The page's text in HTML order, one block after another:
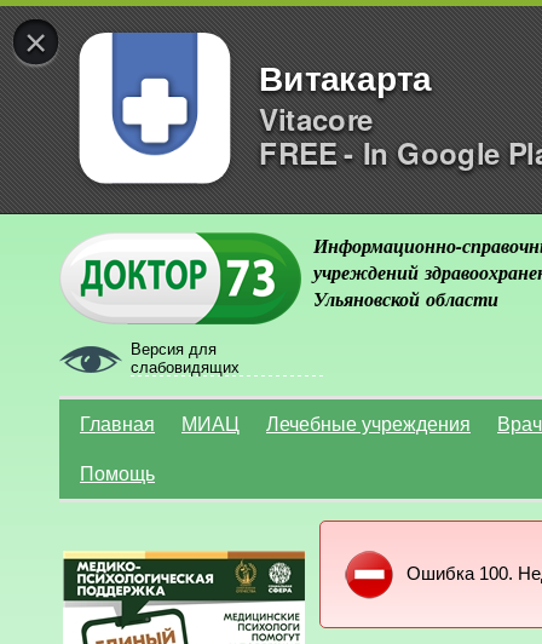
×
Витакарта
Vitacore
FREE - In Google
Версия для
слабовидящих
Информационно-
учреждений
Ульяновской области
Главная МИАЦ Лечебные учреждения
Помощь
Ошибка 100.